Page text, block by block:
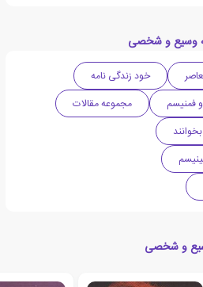
وسیع و شخصی
خود زندگی نامه
و فمنیسم
مجموعه مقالات
و شخصی